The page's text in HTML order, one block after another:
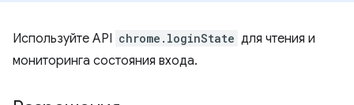
Используйте API chrome.loginState для чтения и
мониторинга состояния входа.